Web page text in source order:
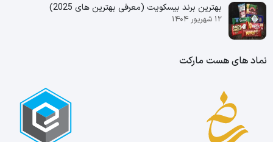
بهترین برند بیسکویت (معرفی بهترین‌ های 2025)
۱۲ شهریور ۱۴۰۴
نماد های هست مارکت